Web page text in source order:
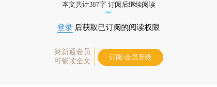
本文共计387字 订阅后继续阅读
登录 后获取已订阅的阅读权限
财新通会员
可畅读全文
订阅/会员升级